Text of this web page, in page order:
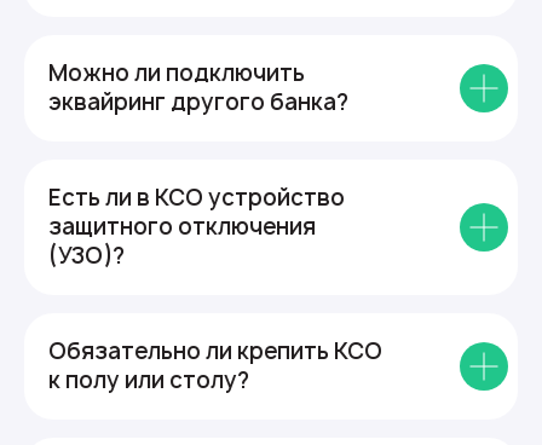
Можно ли подключить
эквайринг другого банка?
Есть ли в КСО устройство
защитного отключения
(УЗО)?
Обязательно ли крепить КСО
к полу или столу?